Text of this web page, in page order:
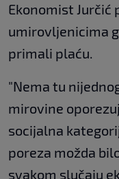
Ekonomist Jurčić
umirovljenicima
primali plaću.
"Nema tu
mirovine
socijalna
poreza možda
svakom slučaju